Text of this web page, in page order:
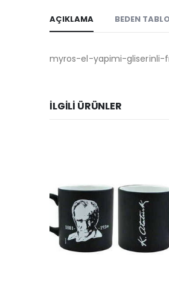
AÇIKLAMA BEDEN
myros-el-yapimi-gliserinli-
İLGILI ÜRÜNLER